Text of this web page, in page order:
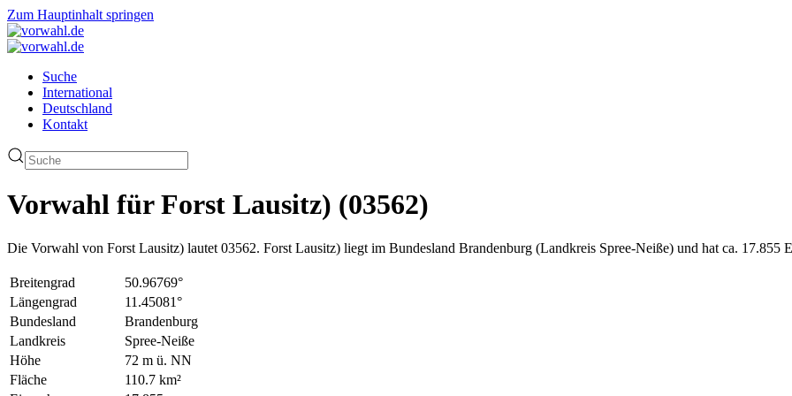
Zum Hauptinhalt springen
Suche
International
Deutschland
Kontakt
Vorwahl für Forst Lausitz) (03562)
Die Vorwahl von Forst Lausitz) lautet 03562. Forst Lausitz) liegt im Bundesland Brandenburg (Landkreis Spree-Neiße) und hat ca. 17.855
Breitengrad
50.96769°
Längengrad
11.45081°
Bundesland
Brandenburg
Landkreis
Spree-Neiße
Höhe
72 m ü. NN
Fläche
110.7 km²